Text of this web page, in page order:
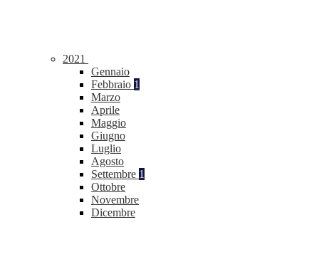
2021
Gennaio
Febbraio 1
Marzo
Aprile
Maggio
Giugno
Luglio
Agosto
Settembre 1
Ottobre
Novembre
Dicembre